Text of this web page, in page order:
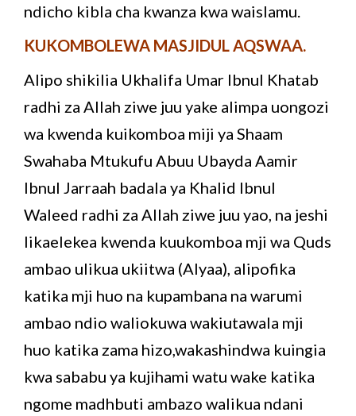
ndicho kibla cha kwanza kwa waislamu.
KUKOMBOLEWA MASJIDUL AQSWAA.
Alipo shikilia Ukhalifa Umar Ibnul Khatab
radhi za Allah ziwe juu yake alimpa uongozi
wa kwenda kuikomboa miji ya Shaam
Swahaba Mtukufu Abuu Ubayda Aamir
Ibnul Jarraah badala ya Khalid Ibnul
Waleed radhi za Allah ziwe juu yao, na jeshi
likaelekea kwenda kuukomboa mji wa Quds
ambao ulikua ukiitwa (Alyaa), alipofika
katika mji huo na kupambana na warumi
ambao ndio waliokuwa wakiutawala mji
huo katika zama hizo,wakashindwa kuingia
kwa sababu ya kujihami watu wake katika
ngome madhbuti ambazo walikua ndani